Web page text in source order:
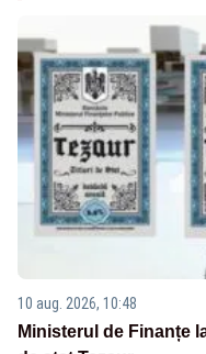
10 aug. 2026, 10:48
Ministerul de Finanțe